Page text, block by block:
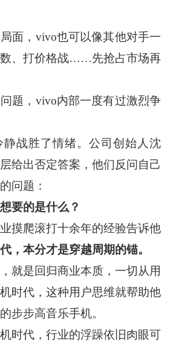
vivo也可以像其他对手一
、打价格战……先抢占市场再
vivo内部一度有过激烈争
了情绪。公司创始人沈
给出否定答案，他们反问自己
问题：
要的是什么？
滚打十余年的经验告诉他
，本分才是穿越周期的锚。
回归商业本质，一切从用
时代，这种用户思维就帮助他
步步高音乐手机。
，行业的浮躁依旧肉眼可